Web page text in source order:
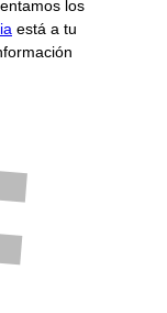
los
está a tu